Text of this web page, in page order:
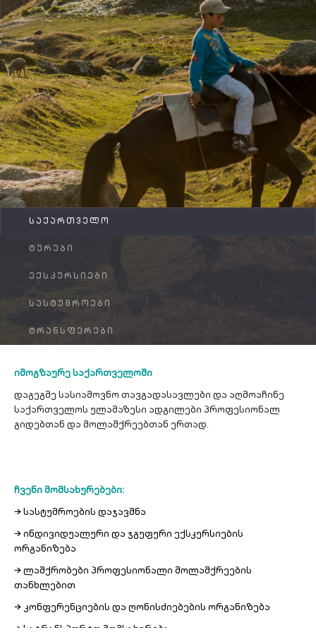
FAQ
კონტაქტი
ᲡᲐᲥᲐᲠᲗᲕᲔᲚᲝ
ᲢᲣᲠᲔᲑᲘ
ᲔᲥᲡᲙᲣᲠᲡᲘᲔᲑᲘ
ᲡᲐᲡᲢᲣᲛᲠᲝᲔᲑᲘ
ᲢᲠᲐᲜᲡᲤᲔᲠᲔᲑᲘ
იმოგზაურე საქართველოში
დაგეგმე სასიამოვნო თავგადასავლები და აღმოაჩინე
საქართველოს ულამაზესი ადგილები პროფესიონალ
გიდებთან და მოლაშქრეებთან ერთად.
ჩვენი მომსახურებები:
→ სასტუმროების დაჯავშნა
→ ინდივიდუალური და ჯგუფური ექსკურსიების
ორგანიზება
→ ლაშქრობები პროფესიონალი მოლაშქრეების
თანხლებით
→ კონფერენციების და ღონისძიებების ორგანიზება
→ სატრანსპორტო მომსახურება